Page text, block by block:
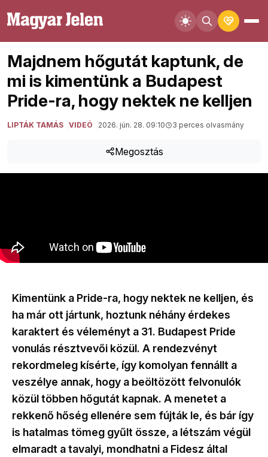
Majdnem hőgutát kaptunk, de
mi is kimentünk a Budapest
Pride-ra, hogy nektek ne kelljen
LIPTÁK TAMÁS VIDEÓ 2026. jún. 28. 09:10 3 perces olvasmány
Megosztás
Kimentünk a Pride-ra, hogy nektek ne kelljen, és
ha már ott jártunk, hoztunk néhány érdekes
karaktert és véleményt a 31. Budapest Pride
vonulás résztvevői közül. A rendezvényt
rekordmeleg kísérte, így komolyan fennállt a
veszélye annak, hogy a beöltözött felvonulók
közül többen hőgutát kapnak. A menetet a
rekkenő hőség ellenére sem fújták le, és bár így
is hatalmas tömeg gyűlt össze, a létszám végül
elmaradt a tavalyi, mondhatni a Fidesz által